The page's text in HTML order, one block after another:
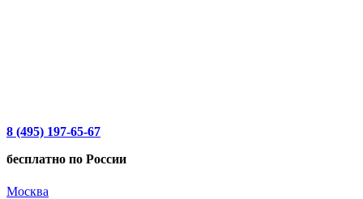
8 (495) 197-65-67
бесплатно по России
Москва